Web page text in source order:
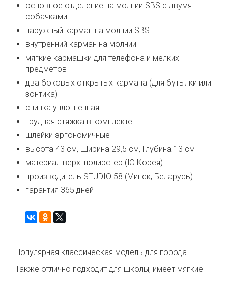
основное отделение на молнии SBS с двумя
собачками
наружный карман на молнии SBS
внутренний карман на молнии
мягкие кармашки для телефона и мелких
предметов
два боковых открытых кармана (для бутылки или
зонтика)
спинка уплотненная
грудная стяжка в комплекте
шлейки эргономичные
высота 43 см, Ширина 29,5 см, Глубина 13 см
материал верх: полиэстер (Ю.Корея)
производитель STUDIO 58 (Минск, Беларусь)
гарантия 365 дней
Популярная классическая модель для города.
Также отлично подходит для школы, имеет мягкие